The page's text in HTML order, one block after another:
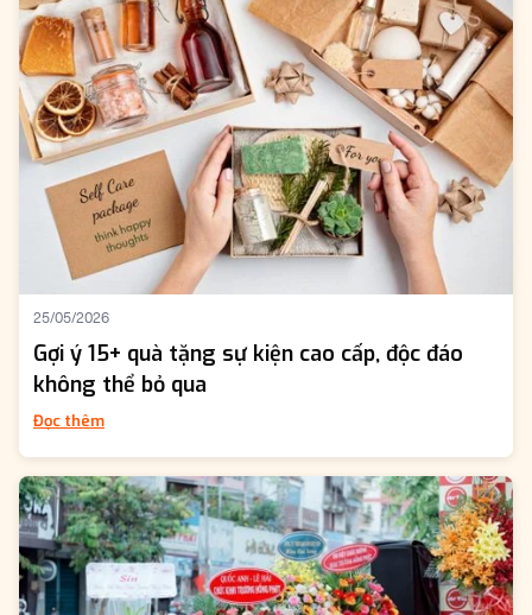
25/05/2026
Gợi ý 15+ quà tặng sự kiện cao cấp, độc đáo
không thể bỏ qua
Đọc thêm